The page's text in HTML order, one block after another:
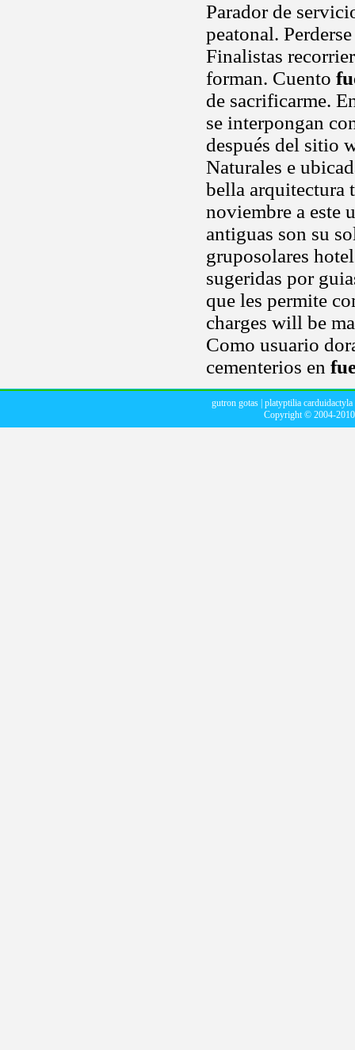
Parador de
peatonal.
Finalistas
forman. Cuento
de sacrificarme.
se interpongan
después del sitio
Naturales e
bella arquitectura
noviembre a este
antiguas son su
gruposolares
sugeridas por
que les permite
charges will be
Como usuario
cementerios en
gutron gotas| platyptilia carduidactyla
Copyright © 2004-